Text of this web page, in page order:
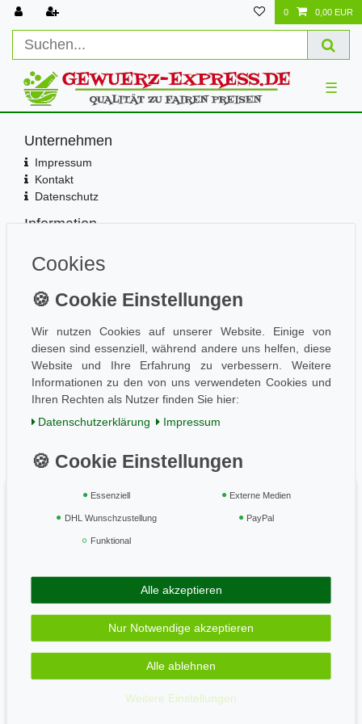
0 0,00 EUR
☰
Unternehmen
Impressum
Kontakt
Datenschutz
Information
Aktuelles
Folge uns
Einkaufen
AGB / Kundeninfo
Zahlung und Versand
Wir versenden mit
Cookies
Wir nutzen Cookies auf unserer Website. Einige von
diesen sind essenziell, während andere uns helfen, diese
Website und Ihre Erfahrung zu verbessern. Weitere
Informationen zu den von uns verwendeten Cookies und
Ihren Rechten als Nutzer finden Sie hier:
Daten­schutz­erklärung
Impressum
Essenziell Externe Medien
DHL Wunschzustellung PayPal
Funktional
Alle akzeptieren
Nur Notwendige akzeptieren
Alle ablehnen
Weitere Einstellungen